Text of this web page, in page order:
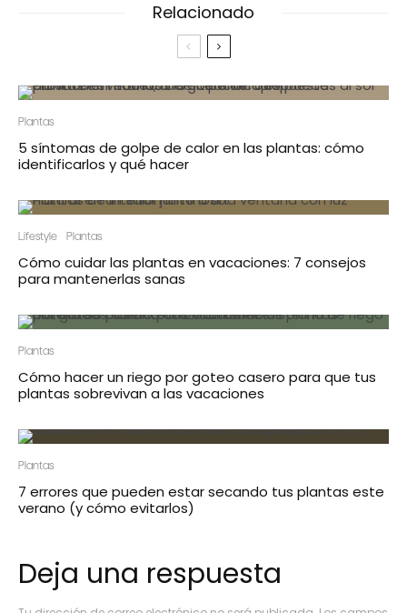
Relacionado
Plantas
5 síntomas de golpe de calor en las plantas: cómo
identificarlos y qué hacer
Lifestyle Plantas
Cómo cuidar las plantas en vacaciones: 7 consejos
para mantenerlas sanas
Plantas
Cómo hacer un riego por goteo casero para que tus
plantas sobrevivan a las vacaciones
Plantas
7 errores que pueden estar secando tus plantas este
verano (y cómo evitarlos)
Deja una respuesta